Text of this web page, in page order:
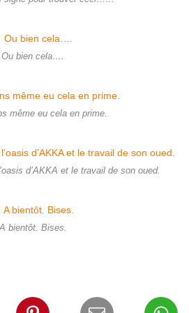
Ou bien cela….
même eu cela en prime.
d’AKKA et le travail de son oued.
bientôt. Bises.